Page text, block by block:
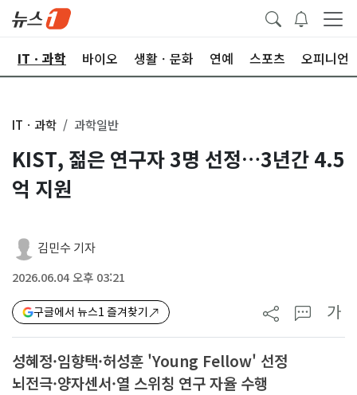
ITㆍ과학 바이오 생활ㆍ문화 연예 스포츠 오피니언
ITㆍ과학 과학일반
KIST, 젊은 연구자 3명 선정…3년간 4.5
억 지원
김민수 기자
2026.06.04 오후 03:21
구글에서 뉴스1 즐겨찾기 가
성혜정·임향택·허성훈 'Young Fellow' 선정
뇌전극·양자센서·열 스위칭 연구 자율 수행